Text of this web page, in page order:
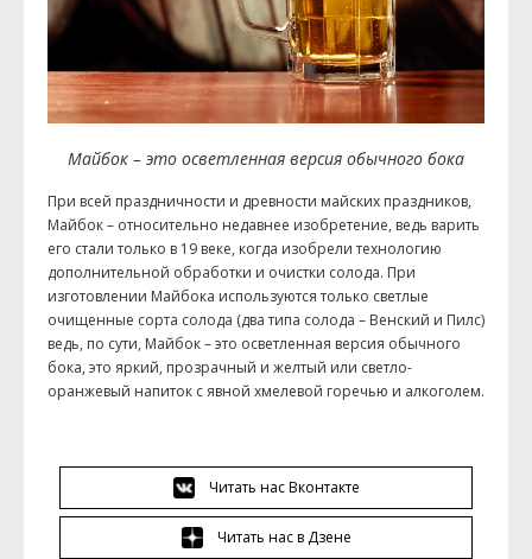
Майбок – это осветленная версия обычного бока
При всей праздничности и древности майских праздников,
Майбок – относительно недавнее изобретение, ведь варить
его стали только в 19 веке, когда изобрели технологию
дополнительной обработки и очистки солода. При
изготовлении Майбока используются только светлые
очищенные сорта солода (два типа солода – Венский и Пилс)
ведь, по сути, Майбок – это осветленная версия обычного
бока, это яркий, прозрачный и желтый или светло-
оранжевый напиток с явной хмелевой горечью и алкоголем.
Читать нас Вконтакте
Читать нас в Дзене